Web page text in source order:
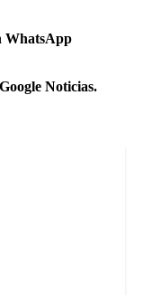
WhatsApp
Noticias.